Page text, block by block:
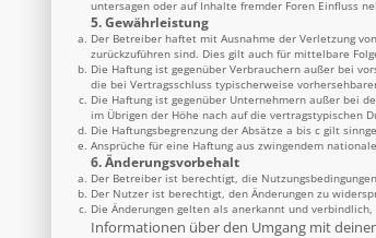
untersagen oder auf Inhalte fremder Foren Einfluss
5. Gewährleistung
Der Betreiber haftet mit Ausnahme der Verletzung
zurückzuführen sind. Dies gilt auch für mittelbare
Die Haftung ist gegenüber Verbrauchern außer bei
die bei Vertragsschluss typischerweise
Die Haftung ist gegenüber Unternehmern außer bei
im Übrigen der Höhe nach auf die vertragstypischen
Die Haftungsbegrenzung der Absätze a bis c gilt
Ansprüche für eine Haftung aus zwingendem
6. Änderungsvorbehalt
Der Betreiber ist berechtigt, die
Der Nutzer ist berechtigt, den Änderungen zu
Die Änderungen gelten als anerkannt und
Informationen über den Umgang mit